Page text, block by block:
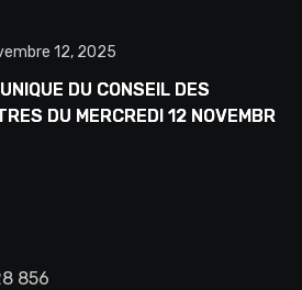
12, 2025
DU CONSEIL DES
DU MERCREDI 12 NOVEMBRE
856